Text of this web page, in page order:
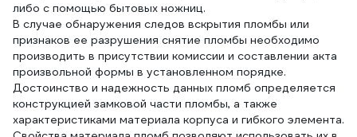
либо с помощью бытовых ножниц.
В случае обнаружения следов вскрытия пломбы или
признаков ее разрушения снятие пломбы необходимо
производить в присутствии комиссии и составлении акта
произвольной формы в установленном порядке.
Достоинство и надежность данных пломб определяется
конструкцией замковой части пломбы, а также
характеристиками материала корпуса и гибкого элемента.